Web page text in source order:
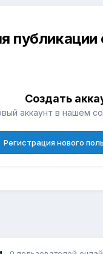
публикации
Создать
аккаунт в нашем
Регистрация нового